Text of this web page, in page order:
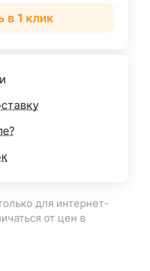
в 1 клик
для интернет-
от цен в